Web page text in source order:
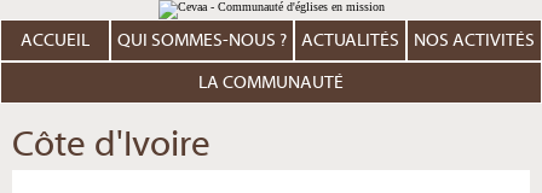
au
contenu.
Aller
personnels
ACCUEIL QUI SOMMES-NOUS ? ACTUALITÉS NOS ACTIVITÉS
LA COMMUNAUTÉ
Côte d'Ivoire